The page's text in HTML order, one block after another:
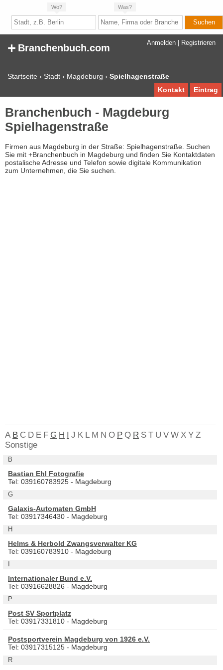
Wo? Was?
Anmelden Registrieren
+ Branchenbuch.com
Startseite › Stadt › Magdeburg › Spielhagenstraße
Eintrag
Kontakt
Branchenbuch - Magdeburg
Spielhagenstraße
Firmen aus Magdeburg in der Straße: Spielhagenstraße. Suchen
Sie mit +Branchenbuch in Magdeburg und finden Sie Kontaktdaten
postalische Adresse und Telefon sowie digitale Kommunikation
zum Unternehmen, die Sie suchen.
A B C D E F G H I J K L M N O P Q R S T U V W X Y Z
Sonstige
B
Bastian Ehl Fotografie
Tel: 039160783925 - Magdeburg
G
Galaxis-Automaten GmbH
Tel: 03917346430 - Magdeburg
H
Helms & Herbold Zwangsverwalter KG
Tel: 039160783910 - Magdeburg
Internationaler Bund e.V.
Tel: 03916628826 - Magdeburg
P
Post SV Sportplatz
Tel: 03917331810 - Magdeburg
Postsportverein Magdeburg von 1926 e.V.
Tel: 03917315125 - Magdeburg
R